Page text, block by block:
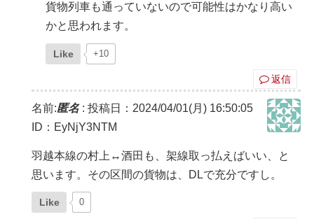
貨物列車も通っていないので可能性はかなり高い
かと思われます。
Like +10
返信
名前:匿名: 投稿日：2024/04/01(月) 16:50:05
ID：EyNjY3NTM
羽越本線の村上↔︎酒田も、架線取っ払えばいい、と
思います。その区間の貨物は、DLで充分ですし。
Like 0